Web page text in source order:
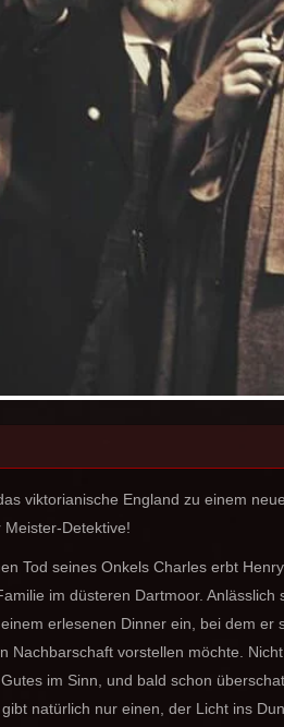
viktorianische England zu einem
Detektive!
Tod seines Onkels Charles erbt
im düsteren Dartmoor. Anlässlich
erlesenen Dinner ein, bei dem er
Nachbarschaft vorstellen möchte.
im Sinn, und bald schon
natürlich nur einen, der Licht ins